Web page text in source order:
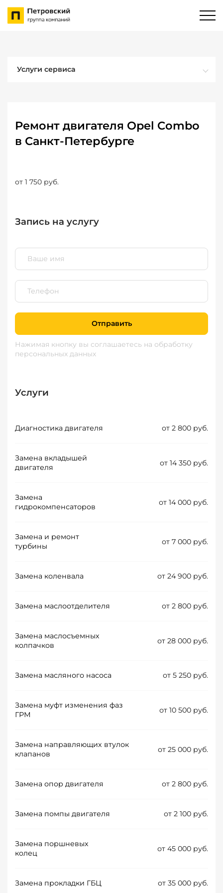
Услуги сервиса
Ремонт двигателя Opel Combo
в Санкт-Петербурге
от 1 750 руб.
Запись на услугу
Отправить
Нажимая кнопку вы соглашаетесь на обработку
персональных данных
Услуги
Диагностика двигателя от 2 800 руб.
Замена вкладышей
двигателя
от 14 350 руб.
Замена
гидрокомпенсаторов
от 14 000 руб.
Замена и ремонт
турбины
от 7 000 руб.
Замена коленвала от 24 900 руб.
Замена маслоотделителя от 2 800 руб.
Замена маслосъемных
колпачков
от 28 000 руб.
Замена масляного насоса от 5 250 руб.
Замена муфт изменения фаз
ГРМ
от 10 500 руб.
Замена направляющих втулок
клапанов
от 25 000 руб.
Замена опор двигателя от 2 800 руб.
Замена помпы двигателя от 2 100 руб.
Замена поршневых
колец
от 45 000 руб.
Замена прокладки ГБЦ от 35 000 руб.